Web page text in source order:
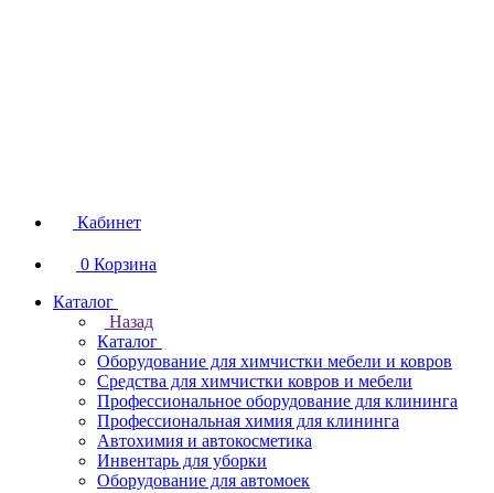
Кабинет
0 Корзина
Каталог
Назад
Каталог
Оборудование для химчистки мебели и ковров
Средства для химчистки ковров и мебели
Профессиональное оборудование для клининга
Профессиональная химия для клининга
Автохимия и автокосметика
Инвентарь для уборки
Оборудование для автомоек